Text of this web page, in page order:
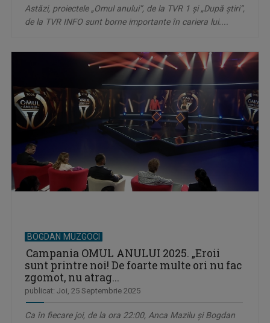
Astăzi, proiectele „Omul anului”, de la TVR 1 și „După știri”,
de la TVR INFO sunt borne importante în cariera lui....
BOGDAN MUZGOCI
Campania OMUL ANULUI 2025. „Eroii
sunt printre noi! De foarte multe ori nu fac
zgomot, nu atrag...
publicat: Joi, 25 Septembrie 2025
Ca în fiecare joi, de la ora 22:00, Anca Mazilu și Bogdan